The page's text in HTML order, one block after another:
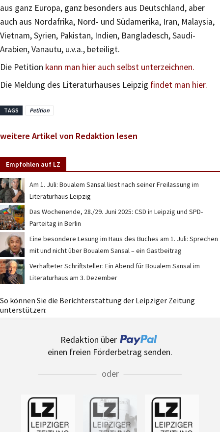
aus ganz Europa, ganz besonders aus Deutschland, aber
auch aus Nordafrika, Nord- und Südamerika, Iran, Malaysia,
Vietnam, Syrien, Pakistan, Indien, Bangladesch, Saudi-
Arabien, Vanautu, u.v.a., beteiligt.
Die Petition kann man hier auch selbst unterzeichnen.
Die Meldung des Literaturhauses Leipzig findet man hier.
TAGS Petition
weitere Artikel von Redaktion lesen
Empfohlen auf LZ
Am 1. Juli: Boualem Sansal liest nach seiner Freilassung im
Literaturhaus Leipzig
Das Wochenende, 28./29. Juni 2025: CSD in Leipzig und SPD-
Parteitag in Berlin
Eine besondere Lesung im Haus des Buches am 1. Juli: Sprechen
mit und nicht über Boualem Sansal – ein Gastbeitrag
Verhafteter Schriftsteller: Ein Abend für Boualem Sansal im
Literaturhaus am 3. Dezember
So können Sie die Berichterstattung der Leipziger Zeitung
unterstützen:
Redaktion über
einen freien Förderbetrag senden.
oder